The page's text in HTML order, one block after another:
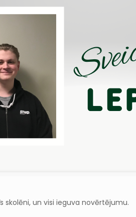
skolēni, un visi ieguva novērtējumu.